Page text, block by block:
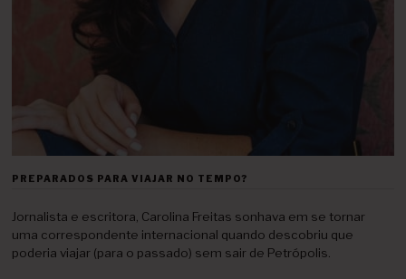
PREPARADOS PARA VIAJAR NO TEMPO?
Jornalista e escritora, Carolina Freitas sonhava em se tornar
uma correspondente internacional quando descobriu que
poderia viajar (para o passado) sem sair de Petrópolis.